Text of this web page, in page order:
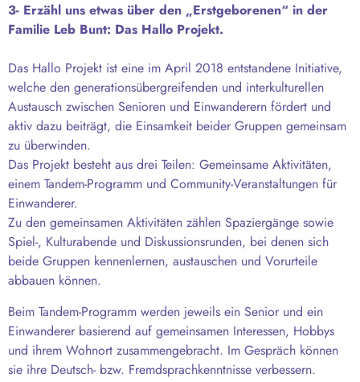
3- Erzähl uns etwas über den „Erstgeborenen“ in der
Familie Leb Bunt: Das Hallo Projekt.
Das Hallo Projekt ist eine im April 2018 entstandene Initiative,
welche den generationsübergreifenden und interkulturellen
Austausch zwischen Senioren und Einwanderern fördert und
aktiv dazu beiträgt, die Einsamkeit beider Gruppen gemeinsam
zu überwinden.
Das Projekt besteht aus drei Teilen: Gemeinsame Aktivitäten,
einem Tandem-Programm und Community-Veranstaltungen für
Einwanderer.
Zu den gemeinsamen Aktivitäten zählen Spaziergänge sowie
Spiel-, Kulturabende und Diskussionsrunden, bei denen sich
beide Gruppen kennenlernen, austauschen und Vorurteile
abbauen können.
Beim Tandem-Programm werden jeweils ein Senior und ein
Einwanderer basierend auf gemeinsamen Interessen, Hobbys
und ihrem Wohnort zusammengebracht. Im Gespräch können
sie ihre Deutsch- bzw. Fremdsprachkenntnisse verbessern.